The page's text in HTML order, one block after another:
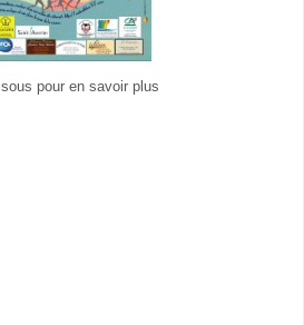
pour en savoir plus